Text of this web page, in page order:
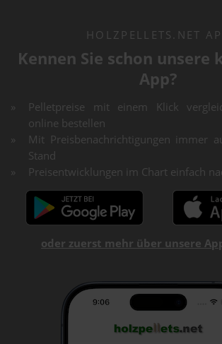
HOLZPELLETS.NET
Kennen Sie schon unsere
App?
Pelletpreise mit einem Klick
online bestellen
Mit Preisbenachrichtigungen immer
Stand
Preisentwicklungen im Chart einfach
oder zuerst mehr über unsere